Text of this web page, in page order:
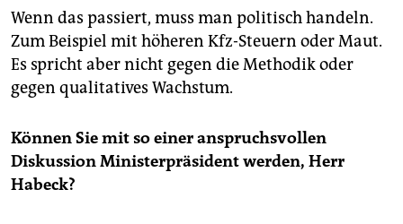
Wenn das passiert, muss man politisch handeln.
Zum Beispiel mit höheren Kfz-Steuern oder Maut.
Es spricht aber nicht gegen die Methodik oder
gegen qualitatives Wachstum.
Können Sie mit so einer anspruchsvollen
Diskussion Ministerpräsident werden, Herr
Habeck?